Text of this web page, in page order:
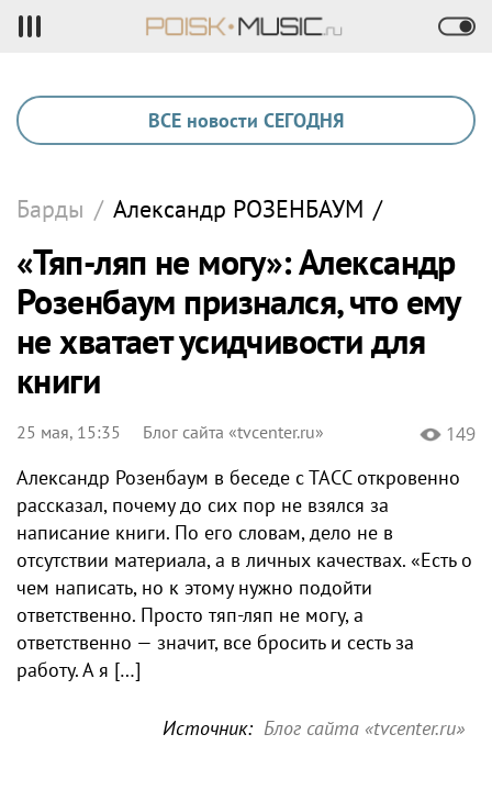
ВСЕ новости СЕГОДНЯ
Барды / Александр РОЗЕНБАУМ /
«Тяп-ляп не могу»: Александр
Розенбаум признался, что ему
не хватает усидчивости для
книги
25 мая, 15:35 Блог сайта «tvcenter.ru» 149
Александр Розенбаум в беседе с ТАСС откровенно
рассказал, почему до сих пор не взялся за
написание книги. По его словам, дело не в
отсутствии материала, а в личных качествах. «Есть о
чем написать, но к этому нужно подойти
ответственно. Просто тяп-ляп не могу, а
ответственно — значит, все бросить и сесть за
работу. А я […]
Источник: Блог сайта «tvcenter.ru»